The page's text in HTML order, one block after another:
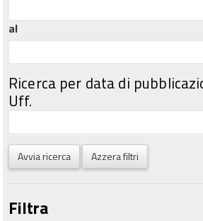
al
Ricerca per data di
Uff.
Avvia ricerca Azzera filtri
Filtra